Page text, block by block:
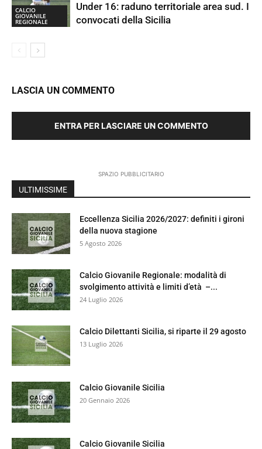
CALCIO
GIOVANILE
REGIONALE
Under 16: raduno territoriale area sud. I
convocati della Sicilia
LASCIA UN COMMENTO
ENTRA PER LASCIARE UN COMMENTO
SPAZIO PUBBLICITARIO
ULTIMISSIME
Eccellenza Sicilia 2026/2027: definiti i gironi
della nuova stagione
5 Agosto 2026
Calcio Giovanile Regionale: modalità di
svolgimento attività e limiti d’età –...
24 Luglio 2026
Calcio Dilettanti Sicilia, si riparte il 29 agosto
13 Luglio 2026
Calcio Giovanile Sicilia
20 Gennaio 2026
Calcio Giovanile Sicilia